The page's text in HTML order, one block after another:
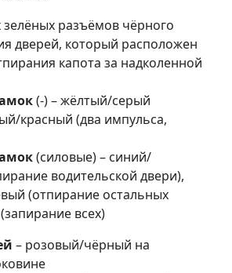
разъёмов чёрного
дверей, который расположен
капота за надколенной
(-) – жёлтый/серый
красный (два импульса,
(силовые) – синий/
водительской двери),
(отпирание остальных
всех)
– розовый/чёрный на